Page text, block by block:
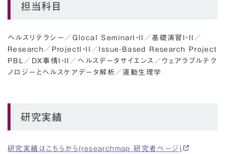
担当科目
ヘルスリテラシー ／ Glocal SeminarI・II ／基礎演習I・II ／
Research ／ ProjectI・II ／ Issue-Based Research Project
PBL
／ DX事情I・II ／ ヘルスデータサイエンス ／ ウェアラブルテク
ノロジーとヘルスケアデータ解析 ／ 運動生理学
研究実績
研究実績はこちらから(researchmap 研究者ページ)